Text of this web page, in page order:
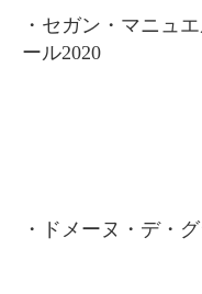
・セガン・マニュ
ール2020
・ドメーヌ・デ・